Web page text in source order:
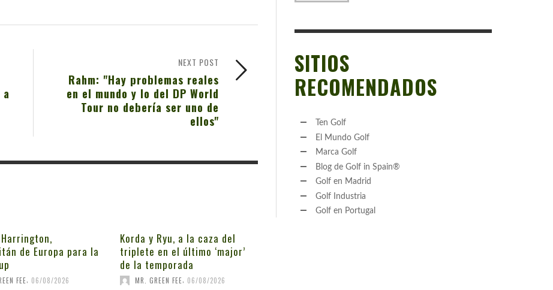
NEXT POST
Rahm: "Hay problemas reales
en el mundo y lo del DP World
Tour no debería ser uno de
ellos"
de Europa para la
FEE, 06/08/2026
Korda y Ryu, a la caza del
triplete en el último ‘major’
de la temporada
MR. GREEN FEE, 06/08/2026
SITIOS
RECOMENDADOS
Ten Golf
El Mundo Golf
Marca Golf
Blog de Golf in Spain®
Golf en Madrid
Golf Industria
Golf en Portugal